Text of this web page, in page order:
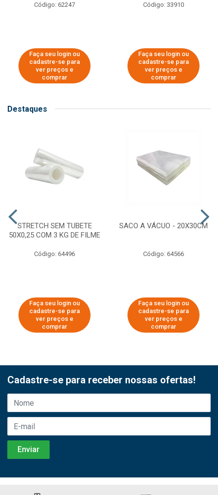
Código: 62247
Faça seu login ou
cadastre-se para
ver preços e
comprar
Código: 33910
Faça seu login ou
cadastre-se para
ver preços e
comprar
Destaques
STRETCH SEM TUBETE
50X0,25 COM 3 KG DE FILME
Código: 64496
Faça seu login ou
cadastre-se para
ver preços e
comprar
SACO A VÁCUO - 20X30CM
Código: 64566
Faça seu login ou
cadastre-se para
ver preços e
comprar
Cadastre-se para receber nossas ofertas!